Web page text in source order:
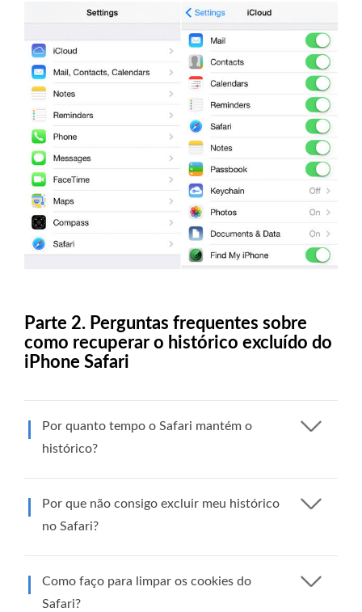
Parte 2. Perguntas frequentes sobre
como recuperar o histórico excluído do
iPhone Safari
Por quanto tempo o Safari mantém o
histórico?
Por que não consigo excluir meu histórico
no Safari?
Como faço para limpar os cookies do
Safari?